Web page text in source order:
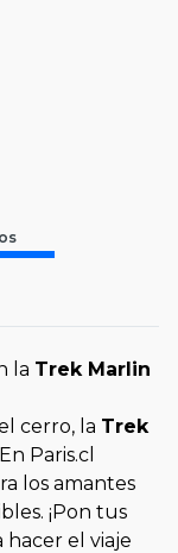
la Trek Marlin
cerro, la Trek
Paris.cl
los amantes
¡Pon tus
hacer el viaje